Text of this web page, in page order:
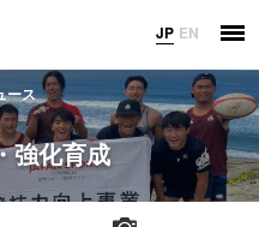
JP EN
ース
強化育成